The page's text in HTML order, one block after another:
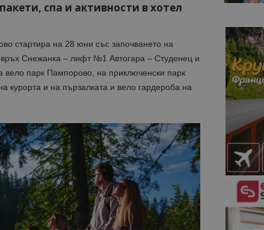
спа и активности в хотел
стартира на 28 юни със започването на
Снежанка – лифт №1 Автогара – Студенец и
парк Пампорово, на приключенски парк
курорта и на пързалката и вело гардероба на